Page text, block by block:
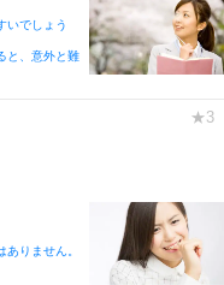
いでしょう
と、意外と難
りません。